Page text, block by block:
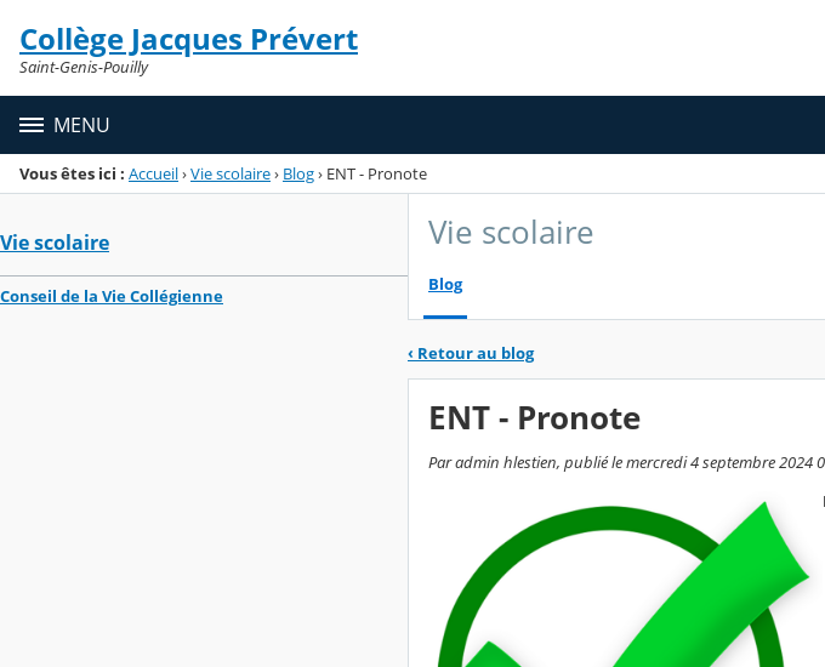
Menu de la rubrique
Contenu
Collège Jacques Prévert
Saint-Genis-Pouilly
MENU
Vous êtes ici : Accueil›Vie scolaire› Blog› ENT - Pronote
Vie scolaire
Conseil de la Vie Collégienne
Vie scolaire
Blog
‹ Retour au blog
ENT - Pronote
Par admin hlestien, publié le mercredi 4 septembre 2024